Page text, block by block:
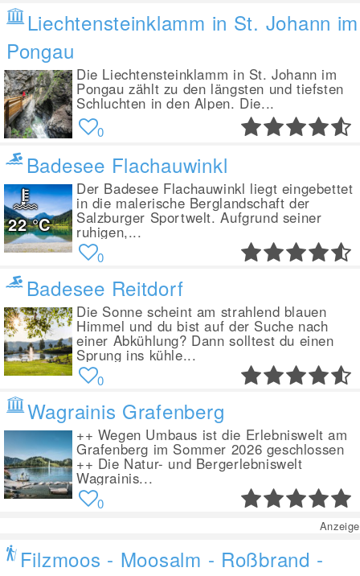
Liechtensteinklamm in St. Johann im
Pongau
Die Liechtensteinklamm in St. Johann im
Pongau zählt zu den längsten und tiefsten
Schluchten in den Alpen. Die...
0
Badesee Flachauwinkl
Der Badesee Flachauwinkl liegt eingebettet
in die malerische Berglandschaft der
Salzburger Sportwelt. Aufgrund seiner
ruhigen,...
22°C
0
Badesee Reitdorf
Die Sonne scheint am strahlend blauen
Himmel und du bist auf der Suche nach
einer Abkühlung? Dann solltest du einen
Sprung ins kühle...
0
Wagrainis Grafenberg
++ Wegen Umbaus ist die Erlebniswelt am
Grafenberg im Sommer 2026 geschlossen
++ Die Natur- und Bergerlebniswelt
Wagrainis...
0
Anzeige
Filzmoos - Moosalm - Roßbrand -